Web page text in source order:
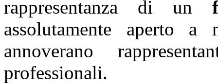
rappresentanza di un
assolutamente aperto
annoverano
professionali.